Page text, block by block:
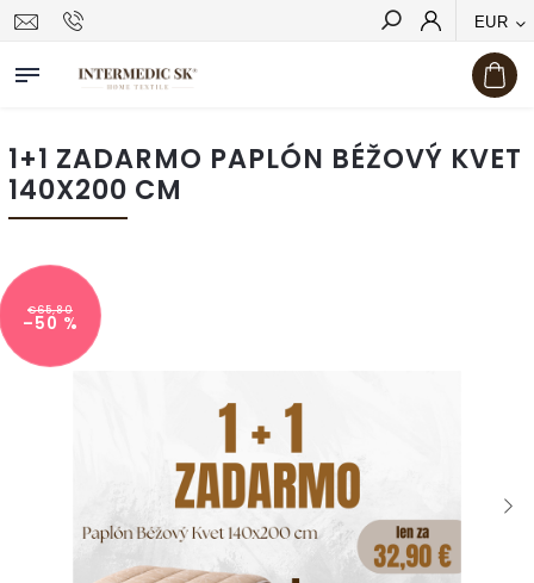
EUR
Hľadať
1+1 ZADARMO PAPLÓN BÉŽOVÝ KVET
140X200 CM
€65,80
–50 %